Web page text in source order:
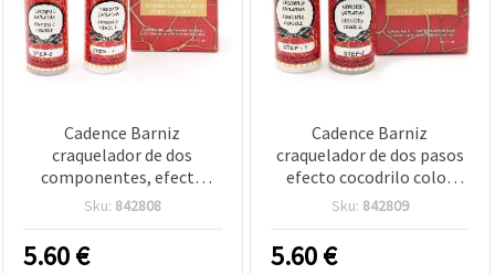
Cadence Barniz
craquelador de dos
componentes, efecto
cocodrilo, color oro, 70 ml
Sku: 842808
5.60€
Cadence Barniz
craquelador de dos pasos
efecto cocodrilo color
plata 2 x 70 ml para
Sku: 842809
5.60€